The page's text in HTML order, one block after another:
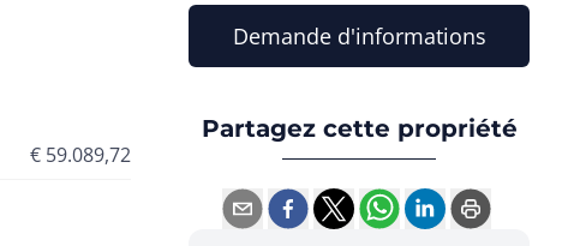
€ 59.089,72
Demande d'informations
Partagez cette propriété